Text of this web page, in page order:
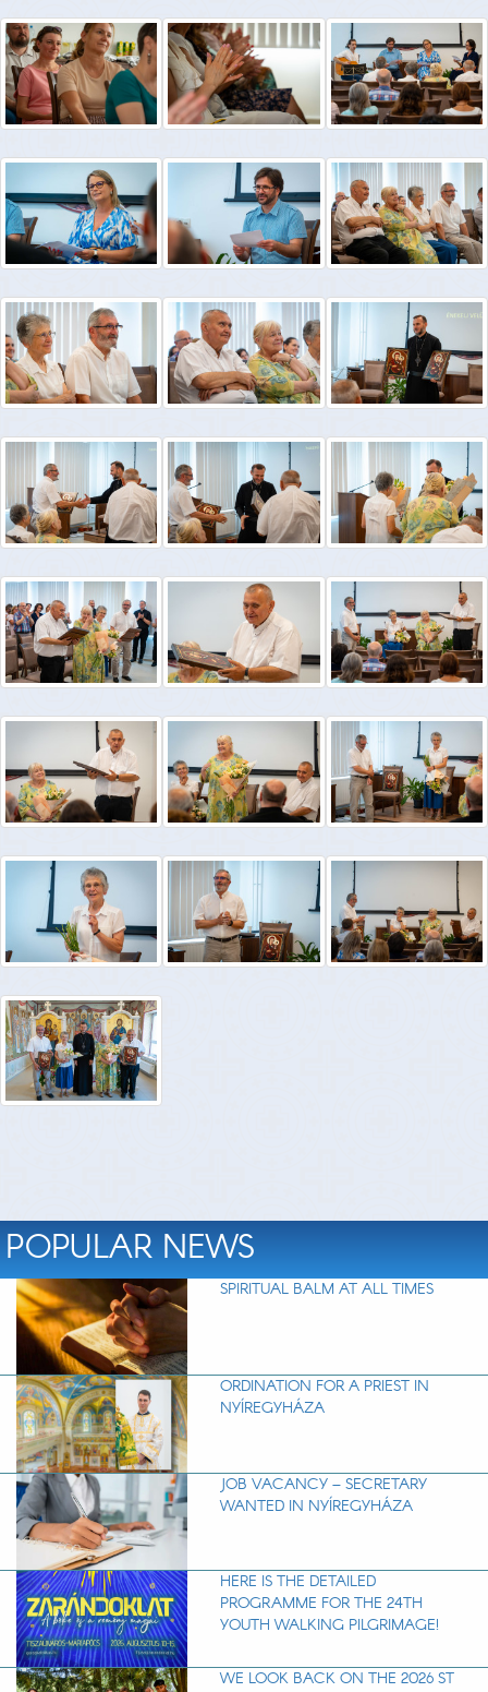
POPULAR NEWS
SPIRITUAL BALM AT ALL TIMES
ORDINATION FOR A PRIEST IN
NYÍREGYHÁZA
JOB VACANCY – SECRETARY
WANTED IN NYÍREGYHÁZA
HERE IS THE DETAILED
PROGRAMME FOR THE 24TH
YOUTH WALKING PILGRIMAGE!
WE LOOK BACK ON THE 2026 ST